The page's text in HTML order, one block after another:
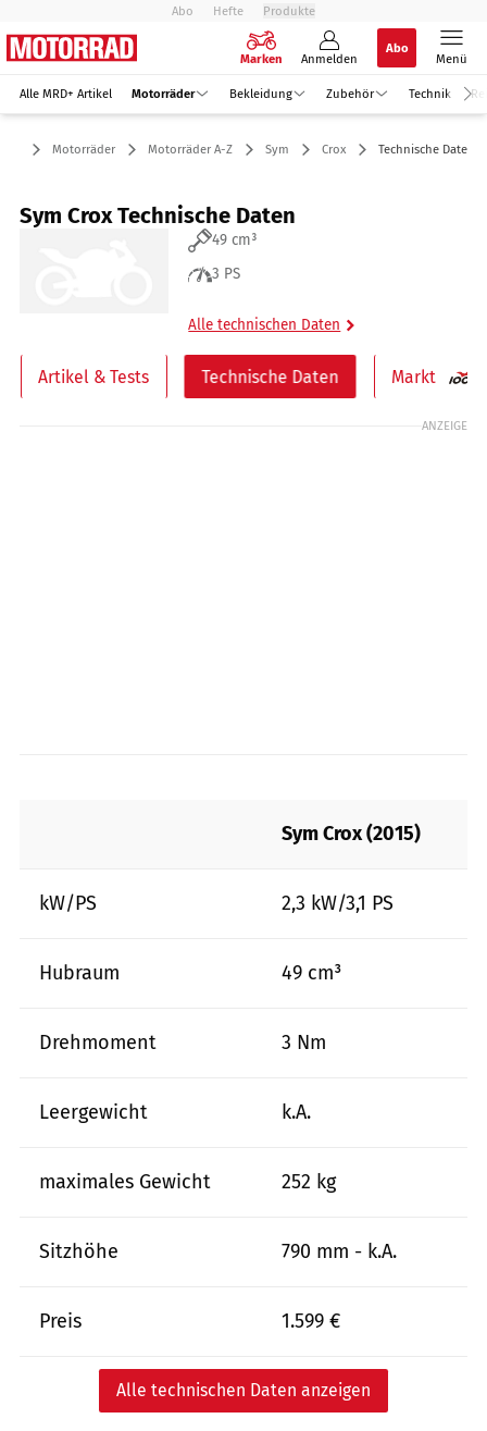
Abo Hefte Produkte
Marken Anmelden
Abo
Menü
Alle MRD+ Artikel Motorräder Bekleidung Zubehör Technik
Motorräder Motorräder A-Z Sym Crox Technische Daten
Sym Crox Technische Daten
49 cm³
3 PS
Alle technischen Daten
Artikel & Tests Technische Daten Markt
ANZEIGE
Sym Crox (2015)
kW/PS 2,3 kW/3,1 PS
Hubraum 49 cm³
Drehmoment 3 Nm
Leergewicht k.A.
maximales Gewicht 252 kg
Sitzhöhe 790 mm - k.A.
Preis 1.599 €
Alle technischen Daten anzeigen